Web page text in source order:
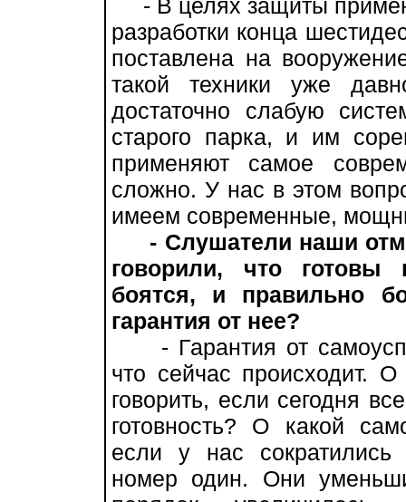
- В целях защиты
разработки конца
поставлена на
такой техники уже
достаточно слабую
старого парка, и им
применяют самое
сложно. У нас в этом
имеем современные,
- Слушатели наши
говорили, что готовы
боятся, и правильно
гарантия от нее?
- Гарантия от
что сейчас происходит.
говорить, если сегодня
готовность? О какой
если у нас сократились
номер один. Они